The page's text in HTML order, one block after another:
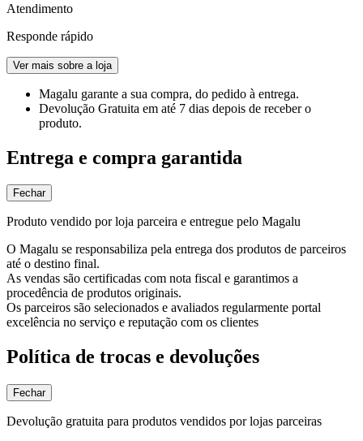
Atendimento
Responde rápido
Ver mais sobre a loja
Magalu garante a sua compra, do pedido à entrega.
Devolução Gratuita em até 7 dias depois de receber o
produto.
Entrega e compra garantida
Fechar
Produto vendido por loja parceira e entregue pelo Magalu
O Magalu se responsabiliza pela entrega dos produtos de parceiros
até o destino final.
As vendas são certificadas com nota fiscal e garantimos a
procedência de produtos originais.
Os parceiros são selecionados e avaliados regularmente portal
excelência no serviço e reputação com os clientes
Política de trocas e devoluções
Fechar
Devolução gratuita para produtos vendidos por lojas parceiras